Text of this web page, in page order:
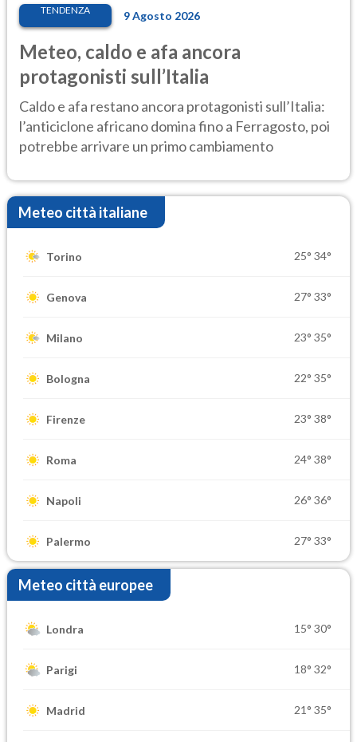
TENDENZA 9 Agosto 2026
Meteo, caldo e afa ancora
protagonisti sull’Italia
Caldo e afa restano ancora protagonisti sull’Italia:
l’anticiclone africano domina fino a Ferragosto, poi
potrebbe arrivare un primo cambiamento
Meteo città italiane
Torino 25° 34°
Genova 27° 33°
Milano 23° 35°
Bologna 22° 35°
Firenze 23° 38°
Roma 24° 38°
Napoli 26° 36°
Palermo 27° 33°
Meteo città europee
Londra 15° 30°
Parigi 18° 32°
Madrid 21° 35°